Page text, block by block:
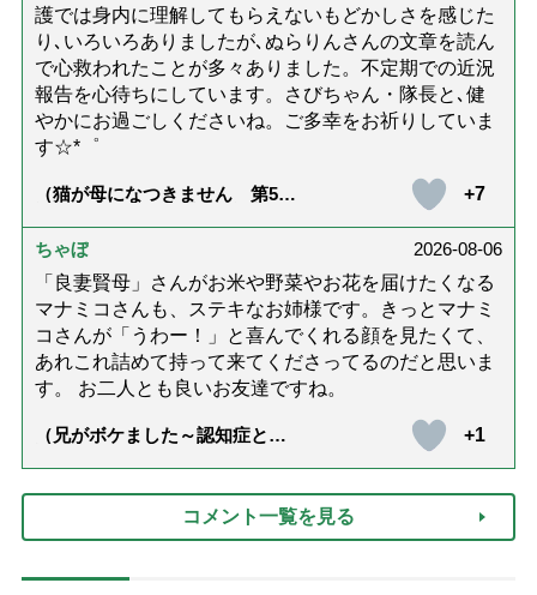
護では身内に理解してもらえないもどかしさを感じた
り､いろいろありましたが､ぬらりんさんの文章を読ん
で心救われたことが多々ありました。不定期での近況
報告を心待ちにしています。さびちゃん・隊長と､健
やかにお過ごしくださいね。ご多幸をお祈りしていま
す☆*゜
（猫が母になつきません 第500
+7
ちゃぼ
2026-08-06
「良妻賢母」さんがお米や野菜やお花を届けたくなる
マナミコさんも、ステキなお姉様です。きっとマナミ
コさんが「うわー！」と喜んでくれる顔を見たくて、
あれこれ詰めて持って来てくださってるのだと思いま
す。 お二人とも良いお友達ですね。
（兄がボケました～認知症と介
達』が届きました」）
+1
コメント一覧を見る